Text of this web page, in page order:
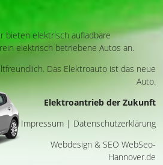
bieten elektrisch aufladbare
elektrisch betriebene Autos an.
Das Elektroauto ist das neue
Auto.
Elektroantrieb der Zukunft
Impressum | Datenschutzerklärung
Webdesign & SEO WebSeo-
Hannover.de